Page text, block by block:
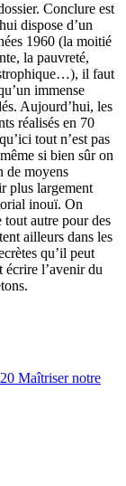
Conclure est
dispose d’un
1960 (la moitié
la pauvreté,
il faut
immense
Aujourd’hui, les
réalisés en 70
tout n’est pas
si bien sûr on
de moyens
plus largement
inouï. On
tout autre pour des
ailleurs dans les
qu’il peut
écrire l’avenir du
Maîtriser notre